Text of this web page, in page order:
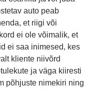
auto peab
et riigi või
ei ole võimalik, et
ei saa inimesed, kes
kliente niivõrd
ja väga kiiresti
põhjuste nimekiri ning